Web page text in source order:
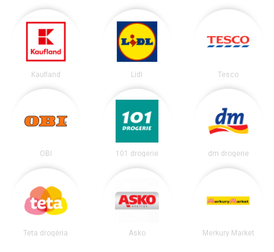
Kaufland Lidl Tesco
OBI 101 drogerie dm drogerie
Teta drogéria Asko Merkury Market